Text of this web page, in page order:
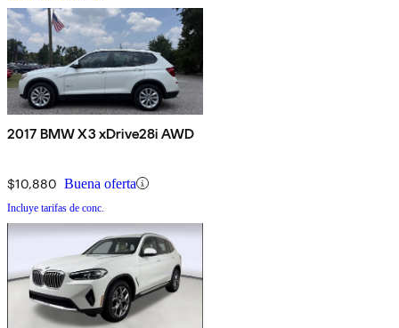
2017 BMW X3 xDrive28i AWD
$10,880 Buena oferta
Incluye tarifas de conc.